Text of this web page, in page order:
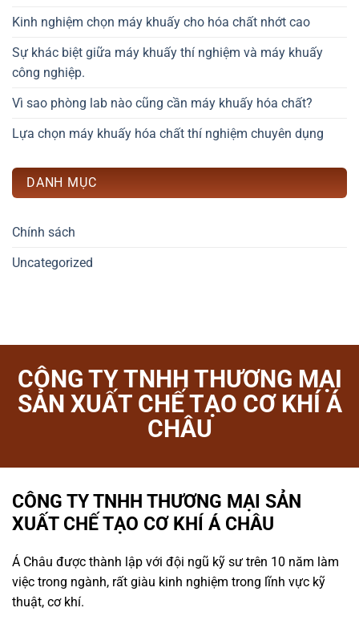
Kinh nghiệm chọn máy khuấy cho hóa chất nhớt cao
Sự khác biệt giữa máy khuấy thí nghiệm và máy khuấy
công nghiệp.
Vì sao phòng lab nào cũng cần máy khuấy hóa chất?
Lựa chọn máy khuấy hóa chất thí nghiệm chuyên dụng
DANH MỤC
Chính sách
Uncategorized
CÔNG TY TNHH THƯƠNG MẠI
SẢN XUẤT CHẾ TẠO CƠ KHÍ Á
CHÂU
CÔNG TY TNHH THƯƠNG MẠI SẢN
XUẤT CHẾ TẠO CƠ KHÍ Á CHÂU
Á Châu được thành lập với đội ngũ kỹ sư trên 10 năm làm
việc trong ngành, rất giàu kinh nghiệm trong lĩnh vực kỹ
thuật, cơ khí.